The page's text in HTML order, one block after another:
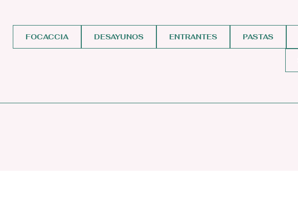
FOCACCIA DESAYUNOS ENTRANTES PASTAS